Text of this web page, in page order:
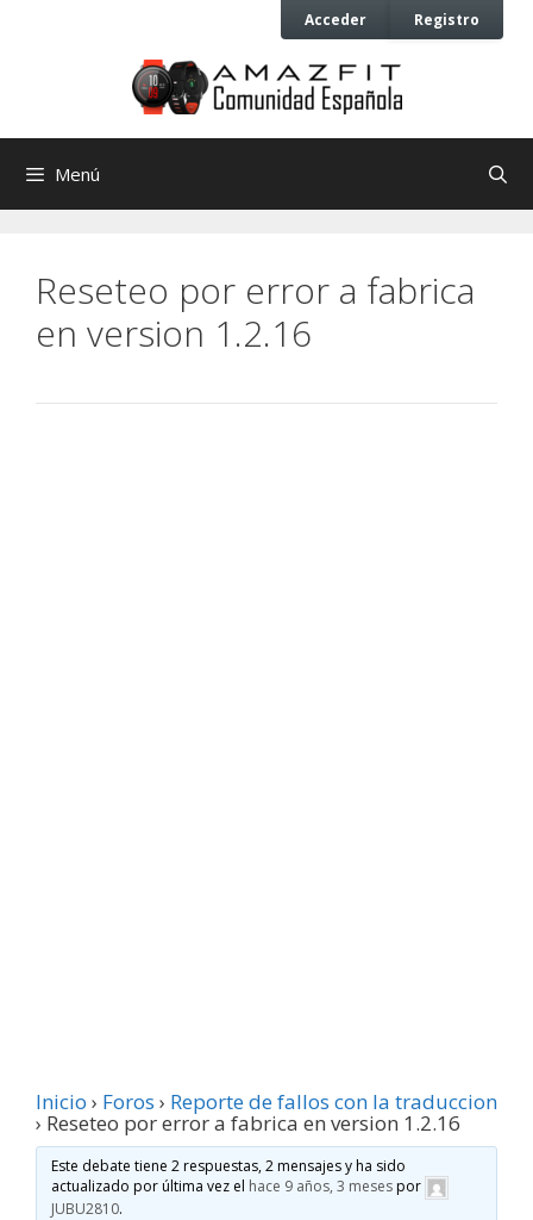
Acceder Registro
Menú
Reseteo por error a fabrica
en version 1.2.16
Inicio › Foros › Reporte de fallos con la traduccion
› Reseteo por error a fabrica en version 1.2.16
Este debate tiene 2 respuestas, 2 mensajes y ha sido
actualizado por última vez el hace 9 años, 3 mesespor
JUBU2810.